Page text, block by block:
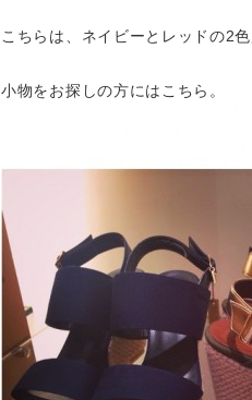
こちらは、ネイビーとレッドの2色